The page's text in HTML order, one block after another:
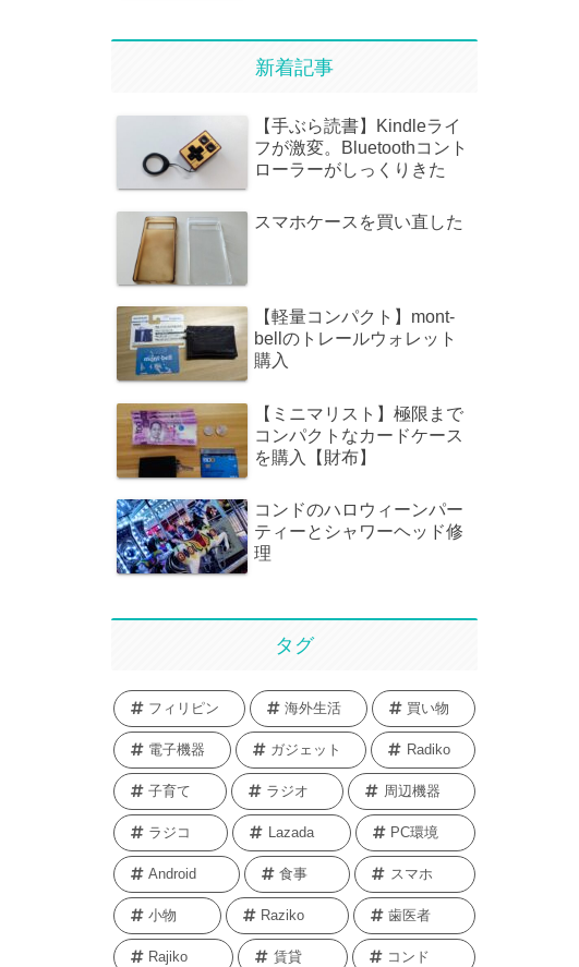
新着記事
【手ぶら読書】Kindleライ
フが激変。Bluetoothコント
ローラーがしっくりきた
スマホケースを買い直した
【軽量コンパクト】mont-
bellのトレールウォレット
購入
【ミニマリスト】極限まで
コンパクトなカードケース
を購入【財布】
コンドのハロウィーンパー
ティーとシャワーヘッド修
理
タグ
フィリピン 海外生活 買い物
電子機器 ガジェット Radiko
子育て ラジオ 周辺機器
ラジコ Lazada PC環境
Android 食事 スマホ
小物 Raziko 歯医者
Rajiko 賃貸 コンド